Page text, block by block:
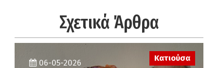
Σχετικά Άρθρα
Κατιούσα
06-05-2026